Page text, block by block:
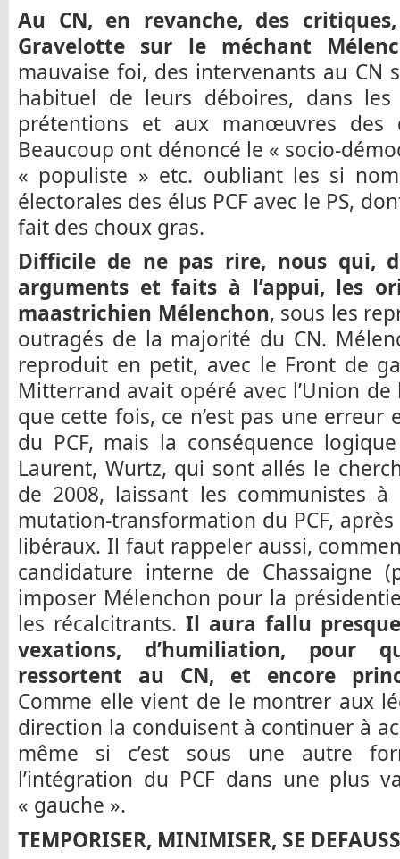
Au CN, en revanche, des
Gravelotte sur le méchant
mauvaise foi, des intervenants au CN
habituel de leurs déboires, dans
prétentions et aux manœuvres des
Beaucoup ont dénoncé le « socio-
« populiste » etc. oubliant les si
électorales des élus PCF avec le PS,
fait des choux gras.
Difficile de ne pas rire, nous qui,
arguments et faits à l’appui, les
maastrichien Mélenchon, sous les
outragés de la majorité du CN.
reproduit en petit, avec le Front de
Mitterrand avait opéré avec l’Union
que cette fois, ce n’est pas une
du PCF, mais la conséquence
Laurent, Wurtz, qui sont allés le
de 2008, laissant les communistes à
mutation-transformation du PCF, après
libéraux. Il faut rappeler aussi,
candidature interne de Chassaigne
imposer Mélenchon pour la
les récalcitrants. Il aura fallu
vexations, d’humiliation, pour
ressortent au CN, et encore
Comme elle vient de le montrer aux
direction la conduisent à continuer à
même si c’est sous une autre
l’intégration du PCF dans une plus
« gauche ».
TEMPORISER, MINIMISER, SE